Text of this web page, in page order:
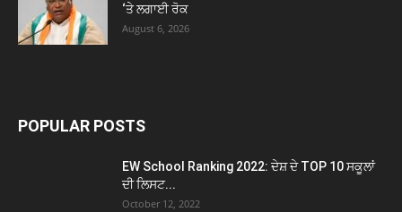
‘ਤੇ ਲਗਾਈ ਰੋਕ
August 6, 2026
POPULAR POSTS
EW School Ranking 2022: ਦੇਸ਼ ਦੇ TOP 10 ਸਕੂਲਾਂ
ਦੀ ਲਿਸਟ...
October 12, 2022